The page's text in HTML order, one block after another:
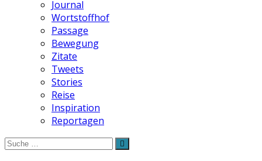
Journal
Wortstoffhof
Passage
Bewegung
Zitate
Tweets
Stories
Reise
Inspiration
Reportagen
Suche
nach: